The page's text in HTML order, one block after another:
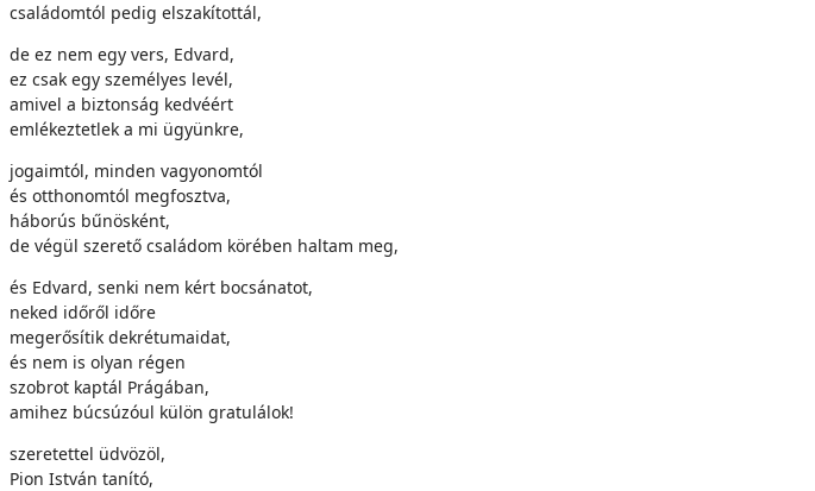
családomtól pedig elszakítottál,
de ez nem egy vers, Edvard,
ez csak egy személyes levél,
amivel a biztonság kedvéért
emlékeztetlek a mi ügyünkre,
jogaimtól, minden vagyonomtól
és otthonomtól megfosztva,
háborús bűnösként,
de végül szerető családom körében haltam meg,
és Edvard, senki nem kért bocsánatot,
neked időről időre
megerősítik dekrétumaidat,
és nem is olyan régen
szobrot kaptál Prágában,
amihez búcsúzóul külön gratulálok!
szeretettel üdvözöl,
Pion István tanító,